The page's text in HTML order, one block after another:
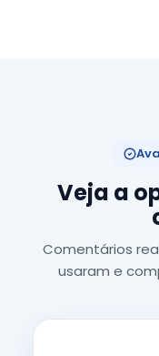
Veja a
Comentários
usaram e